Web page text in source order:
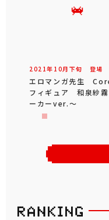
2021年 10月 下旬 登場
エロマンガ先生
フィギュア 和泉紗霧
ーカーver.～